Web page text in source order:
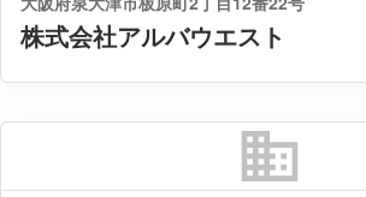
株式会社アルバウエスト
business